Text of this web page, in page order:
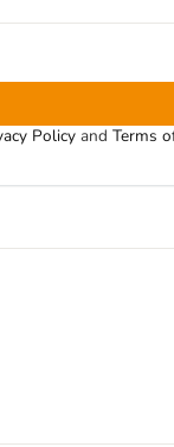
PolicyandTerms